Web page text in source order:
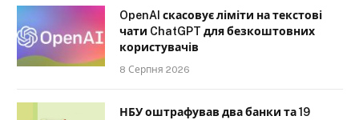
OpenAI скасовує ліміти на текстові
чати ChatGPT для безкоштовних
користувачів
8 Серпня 2026
НБУ оштрафував два банки та 19